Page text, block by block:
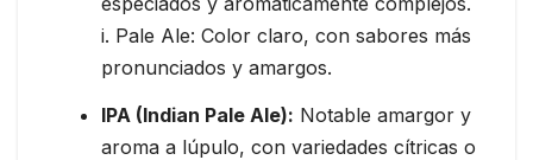
i. Pale Ale: Color claro, con sabores más
pronunciados y amargos.
IPA (Indian Pale Ale): Notable amargor y
aroma a lúpulo, con variedades cítricas o